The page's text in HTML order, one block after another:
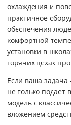
охлаждения и
практичное
обеспечения
комфортной
установки в
горячих цехах
Если ваша задача
не только подает
модель с
вложением